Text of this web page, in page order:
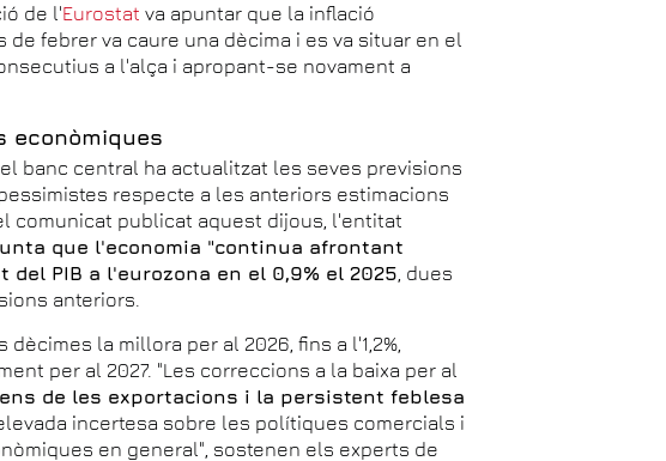
de l'Eurostat va apuntar que la inflació
febrer va caure una dècima i es va situar en el
a l'alça i apropant-se novament a
econòmiques
banc central ha actualitzat les seves previsions
respecte a les anteriors estimacions
comunicat publicat aquest dijous, l'entitat
que l'economia "continua afrontant
PIB a l'eurozona en el 0,9% el 2025 , dues
anteriors.
la millora per al 2026, fins a l'1,2%,
per al 2027. "Les correccions a la baixa per al
de les exportacions i la persistent feblesa
incertesa sobre les polítiques comercials i
en general", sostenen els experts de